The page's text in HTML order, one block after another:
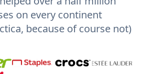
on every continent
because of course not)